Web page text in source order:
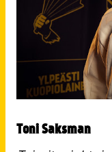
Toni Saksman